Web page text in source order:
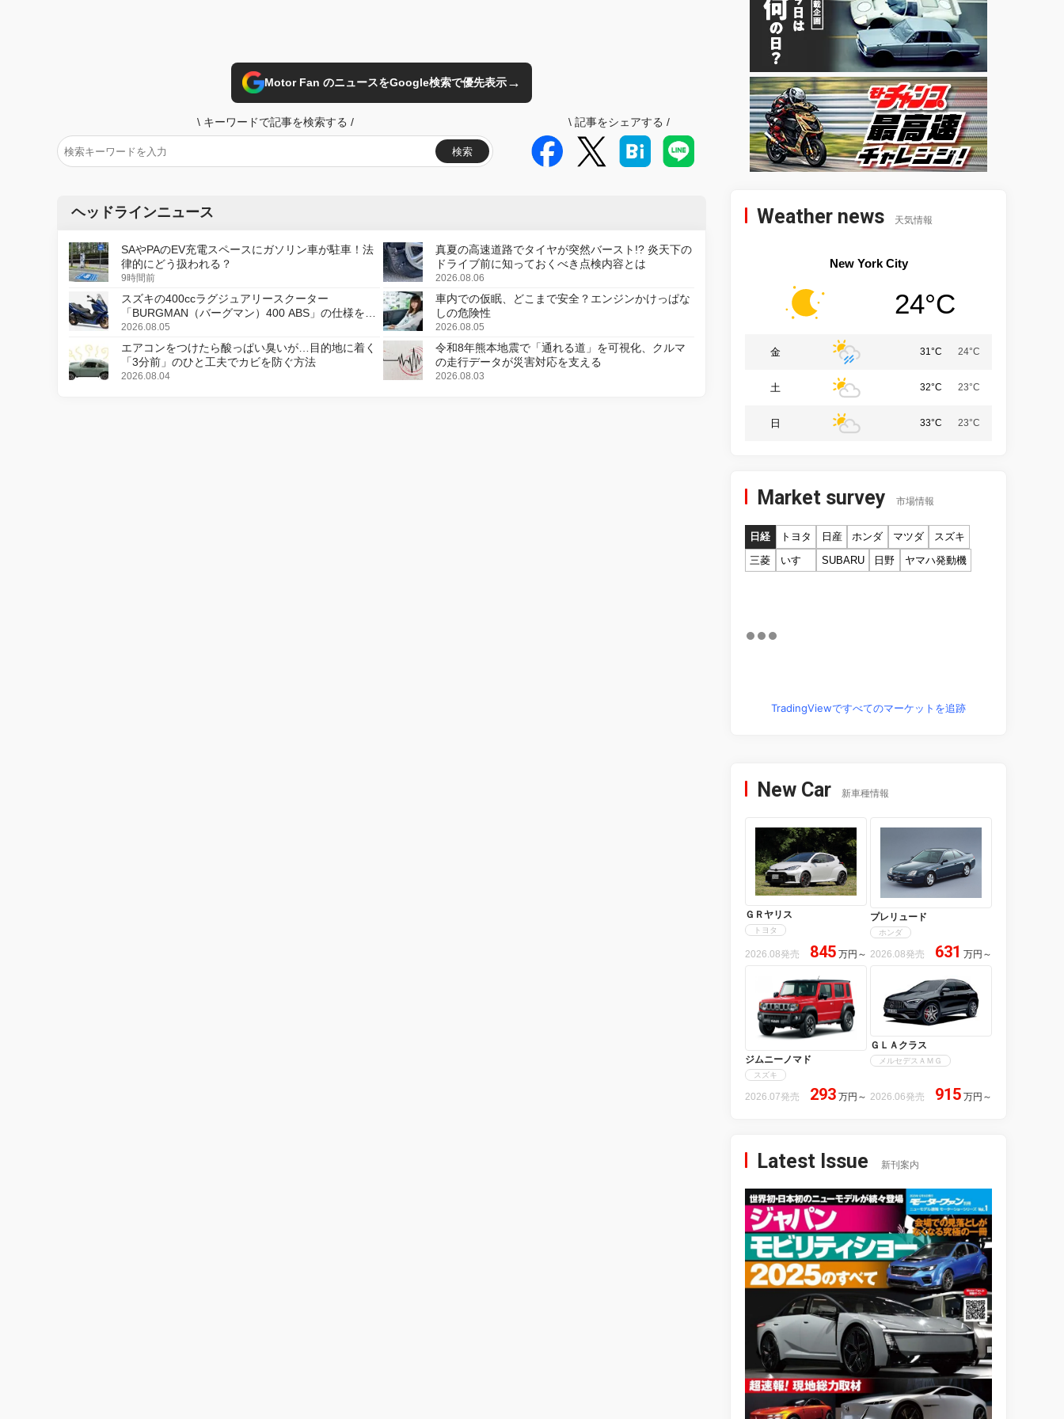
Motor Fan のニュースをGoogle検索で優先表示→
\ キーワードで記事を検索する /
検索
\ 記事をシェアする /
ヘッドラインニュース
SAやPAのEV充電スペースにガソリン車が駐車！法
律的にどう扱われる？
9時間前
真夏の高速道路でタイヤが突然バースト!? 炎天下の
ドライブ前に知っておくべき点検内容とは
2026.08.06
スズキの400ccラグジュアリースクーター
「BURGMAN（バーグマン）400 ABS」の仕様を変
更し、8月18日に発売
2026.08.05
車内での仮眠、どこまで安全？エンジンかけっぱな
しの危険性
2026.08.05
エアコンをつけたら酸っぱい臭いが…目的地に着く
「3分前」のひと工夫でカビを防ぐ方法
2026.08.04
令和8年熊本地震で「通れる道」を可視化、クルマ
の走行データが災害対応を支える
2026.08.03
Weather news 天気情報
New York City
24°C
金 31°C 24°C
土 32°C 23°C
日 33°C 23°C
Market survey 市場情報
日経 トヨタ 日産 ホンダ マツダ
スズキ
三菱
いすゞ SUBARU 日野 ヤマハ発動機
TradingViewですべてのマーケットを追跡
New Car 新車種情報
ＧＲヤリス
トヨタ
2026.08発売 845 万円 ～
プレリュード
ホンダ
2026.08発売 631 万円 ～
ジムニーノマド
スズキ
2026.07発売 293 万円 ～
ＧＬＡクラス
メルセデスＡＭＧ
2026.06発売 915 万円 ～
Latest Issue 新刊案内